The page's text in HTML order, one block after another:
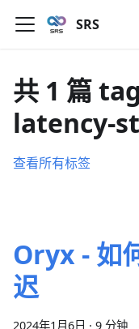
SRS
共 1 篇
latency-
查看所有标签
Oryx - 如
迟
2024年1月6日 · 9 分钟